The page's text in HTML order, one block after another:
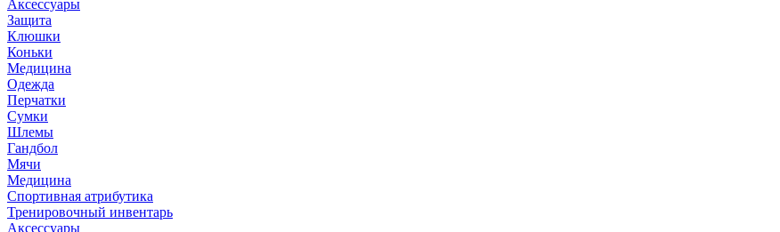
Аксессуары
Защита
Клюшки
Коньки
Медицина
Одежда
Перчатки
Сумки
Шлемы
Гандбол
Мячи
Медицина
Спортивная атрибутика
Тренировочный инвентарь
Аксессуары